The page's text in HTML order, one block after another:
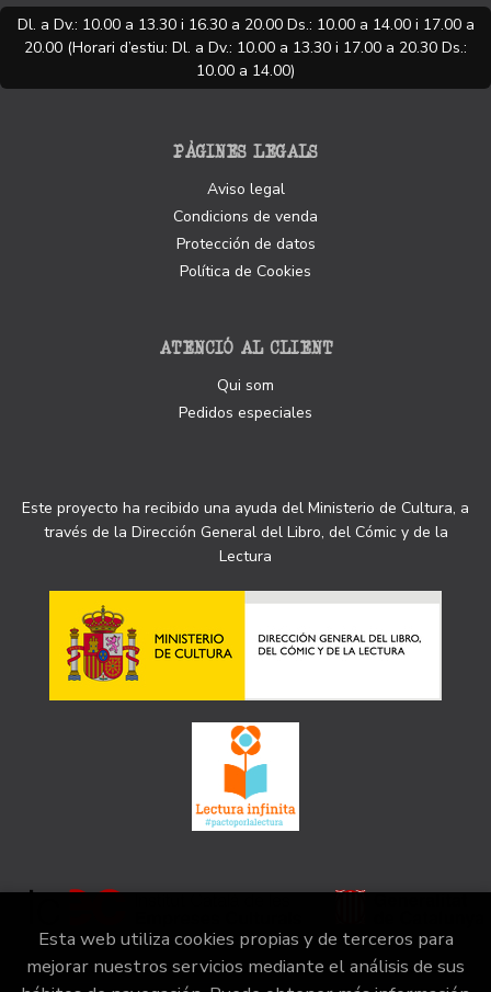
Dl. a Dv.: 10.00 a 13.30 i 16.30 a 20.00 Ds.: 10.00 a 14.00 i 17.00 a
20.00 (Horari d’estiu: Dl. a Dv.: 10.00 a 13.30 i 17.00 a 20.30 Ds.:
10.00 a 14.00)
PÀGINES LEGALS
Aviso legal
Condicions de venda
Protección de datos
Política de Cookies
ATENCIÓ AL CLIENT
Qui som
Pedidos especiales
Este proyecto ha recibido una ayuda del Ministerio de Cultura, a
través de la Dirección General del Libro, del Cómic y de la
Lectura
Esta web utiliza cookies propias y de terceros para
mejorar nuestros servicios mediante el análisis de sus